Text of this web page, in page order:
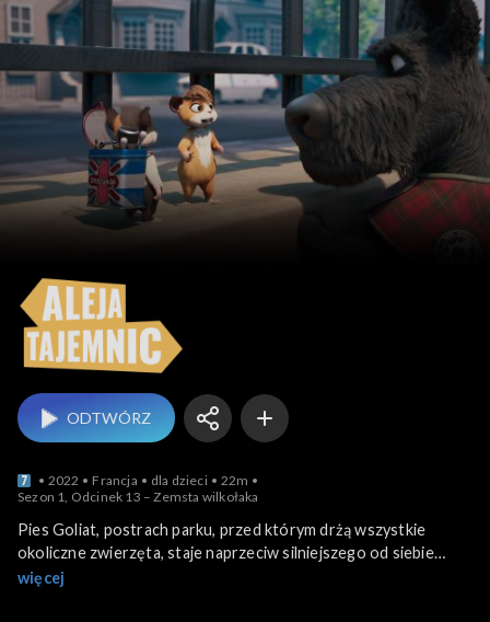
Aleja tajemnic
ODTWÓRZ
2022 Francja dla dzieci
22m
Sezon 1, Odcinek 13 – Zemsta wilkołaka
Pies Goliat, postrach parku, przed którym drżą wszystkie
okoliczne zwierzęta, staje naprzeciw silniejszego od siebie
przeciwnika: stworzenia o czarnym futrze i świecących oczach,
więcej